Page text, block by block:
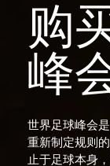
购
峰
世界足球峰会
重新制定规则
止于足球本身